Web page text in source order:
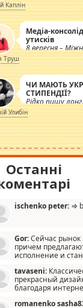
Каплін
Медіа-
утисків
8 вересня –
журналістів.
Труш
ЧИ МАЮТЬ
СТИПЕНДІЇ?
Рідко пишу
але вже просто
інсенуації
Штучно
катастрофа.
Улибін
Останні
ischenko peter: ⇒
Gor:Сейчас
причем
исполнение и
мало походит
и что
ненужных
tavaseni:
прекрасный
благодаря
romanenko